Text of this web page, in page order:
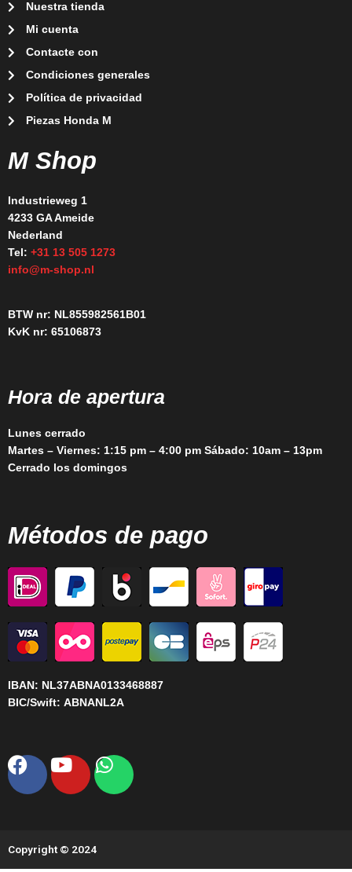
Nuestra tienda
Mi cuenta
Contacte con
Condiciones generales
Política de privacidad
Piezas Honda M
M Shop
Industrieweg 1
4233 GA Ameide
Nederland
Tel: +31 13 505 1273
info@m-shop.nl
BTW nr: NL855982561B01
KvK nr: 65106873
Hora de apertura
Lunes cerrado
Martes – Viernes: 1:15 pm – 4:00 pm Sábado: 10am – 13pm
Cerrado los domingos
Métodos de pago
IBAN: NL37ABNA0133468887
BIC/Swift: ABNANL2A
Facebook
YoutubeWhatsapp
Copyright © 2024